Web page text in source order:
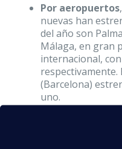
Por aeropuertos
nuevas han
del año son
Málaga, en gran
internacional,
respectivamente.
(Barcelona)
uno.